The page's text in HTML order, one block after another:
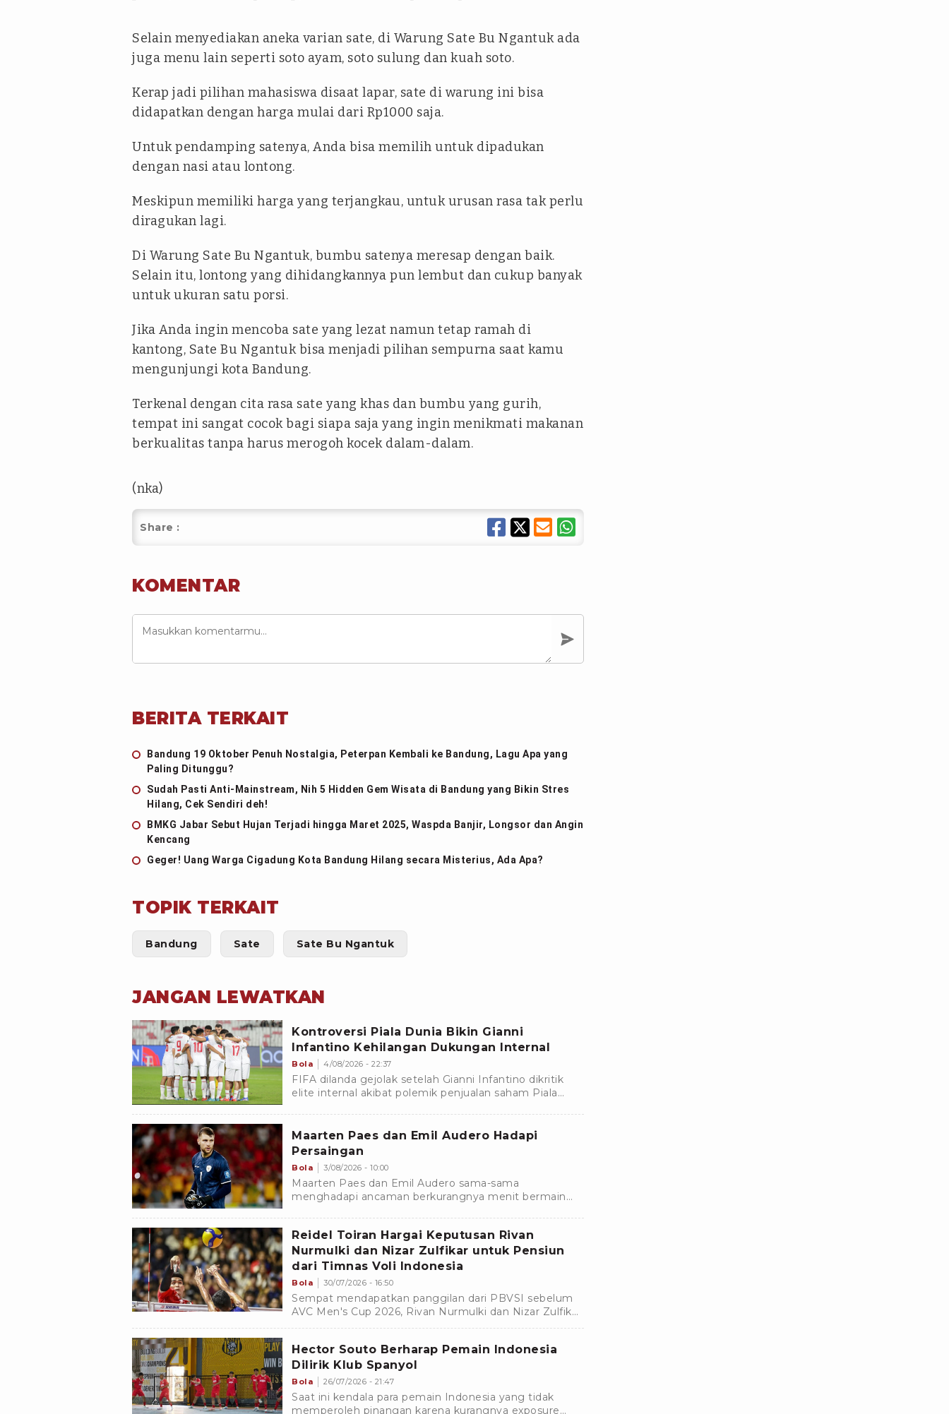
Selain menyediakan aneka varian sate, di Warung Sate Bu Ngantuk ada
juga menu lain seperti soto ayam, soto sulung dan kuah soto.
Kerap jadi pilihan mahasiswa disaat lapar, sate di warung ini bisa
didapatkan dengan harga mulai dari Rp1000 saja.
Untuk pendamping satenya, Anda bisa memilih untuk dipadukan
dengan nasi atau lontong.
Meskipun memiliki harga yang terjangkau, untuk urusan rasa tak perlu
diragukan lagi.
Di Warung Sate Bu Ngantuk, bumbu satenya meresap dengan baik.
Selain itu, lontong yang dihidangkannya pun lembut dan cukup banyak
untuk ukuran satu porsi.
Jika Anda ingin mencoba sate yang lezat namun tetap ramah di
kantong, Sate Bu Ngantuk bisa menjadi pilihan sempurna saat kamu
mengunjungi kota Bandung.
Terkenal dengan cita rasa sate yang khas dan bumbu yang gurih,
tempat ini sangat cocok bagi siapa saja yang ingin menikmati makanan
berkualitas tanpa harus merogoh kocek dalam-dalam.
(nka)
Share :
KOMENTAR
BERITA TERKAIT
Bandung 19 Oktober Penuh Nostalgia, Peterpan Kembali ke Bandung, Lagu Apa yang
Paling Ditunggu?
Sudah Pasti Anti-Mainstream, Nih 5 Hidden Gem Wisata di Bandung yang Bikin Stres
Hilang, Cek Sendiri deh!
BMKG Jabar Sebut Hujan Terjadi hingga Maret 2025, Waspda Banjir, Longsor dan Angin
Kencang
Geger! Uang Warga Cigadung Kota Bandung Hilang secara Misterius, Ada Apa?
TOPIK TERKAIT
Bandung Sate Sate Bu Ngantuk
JANGAN LEWATKAN
Kontroversi Piala Dunia Bikin Gianni
Infantino Kehilangan Dukungan Internal
Bola 4/08/2026 - 22:37
FIFA dilanda gejolak setelah Gianni Infantino dikritik
elite internal akibat polemik penjualan saham Piala
Maarten Paes dan Emil Audero Hadapi
Persaingan
Bola 3/08/2026 - 10:00
Maarten Paes dan Emil Audero sama-sama
menghadapi ancaman berkurangnya menit bermain
Reidel Toiran Hargai Keputusan Rivan
Nurmulki dan Nizar Zulfikar untuk Pensiun
dari Timnas Voli Indonesia
Bola 30/07/2026 - 16:50
Sempat mendapatkan panggilan dari PBVSI sebelum
AVC Men's Cup 2026, Rivan Nurmulki dan Nizar Zulfikar
memutuskan untuk mundur dari Timnas Voli Indonesia.
Hector Souto Berharap Pemain Indonesia
Dilirik Klub Spanyol
Bola 26/07/2026 - 21:47
Saat ini kendala para pemain Indonesia yang tidak
memperoleh pinangan karena kurangnya exposure